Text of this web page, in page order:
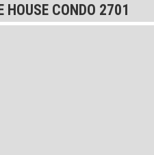
HOUSE CONDO 2701